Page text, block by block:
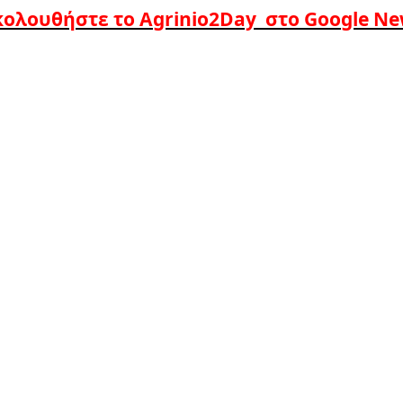
το Agrinio2Day στο Google